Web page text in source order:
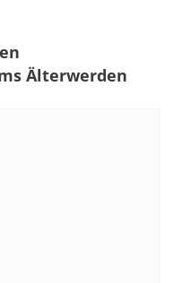
Älterwerden